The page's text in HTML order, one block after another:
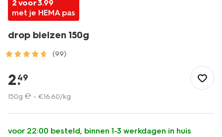
2 voor 3.99
met je HEMA pas
drop bielzen 150g
(99)
drinken/snoep/oud-
hollands/drop-
bielzen-
10200103.html
2.
49
150g ℮ - €16.60/kg
voor 22:00 besteld, binnen 1-3 werkdagen in huis